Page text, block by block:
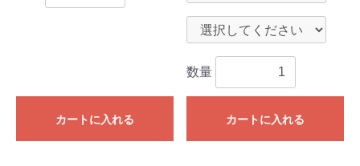
カートに入れる
数量
カートに入れる